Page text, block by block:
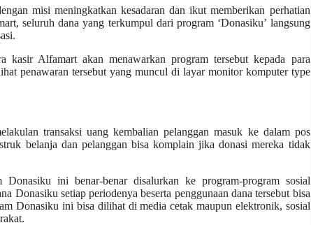
misi meningkatkan kesadaran dan ikut memberikan perhatian
seluruh dana yang terkumpul dari program ‘Donasiku’ langsung
kasir Alfamart akan menawarkan program tersebut kepada para
penawaran tersebut yang muncul di layar monitor komputer type
transaksi uang kembalian pelanggan masuk ke dalam pos
belanja dan pelanggan bisa komplain jika donasi mereka tidak
ini benar-benar disalurkan ke program-program sosial
Donasiku setiap periodenya beserta penggunaan dana tersebut bisa
Donasiku ini bisa dilihat di media cetak maupun elektronik, sosial